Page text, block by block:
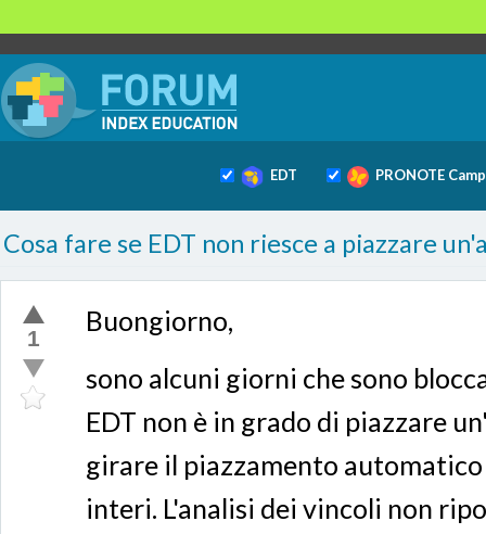
EDT PRONOTE
Cosa fare se EDT non riesce a piazzare
1
Buongiorno,
sono alcuni giorni che sono
EDT non è in grado di piazzare
girare il piazzamento
interi. L'analisi dei vincoli non